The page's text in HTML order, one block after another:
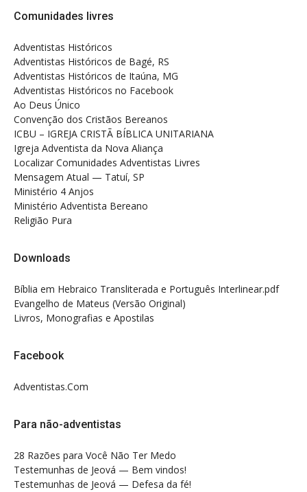
Comunidades livres
Adventistas Históricos
Adventistas Históricos de Bagé, RS
Adventistas Históricos de Itaúna, MG
Adventistas Históricos no Facebook
Ao Deus Único
Convenção dos Cristãos Bereanos
ICBU – IGREJA CRISTÃ BÍBLICA UNITARIANA
Igreja Adventista da Nova Aliança
Localizar Comunidades Adventistas Livres
Mensagem Atual — Tatuí, SP
Ministério 4 Anjos
Ministério Adventista Bereano
Religião Pura
Downloads
Bíblia em Hebraico Transliterada e Português Interlinear.pdf
Evangelho de Mateus (Versão Original)
Livros, Monografias e Apostilas
Facebook
Adventistas.Com
Para não-adventistas
28 Razões para Você Não Ter Medo
Testemunhas de Jeová — Bem vindos!
Testemunhas de Jeová — Defesa da fé!